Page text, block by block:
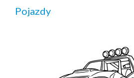
Pojazdy